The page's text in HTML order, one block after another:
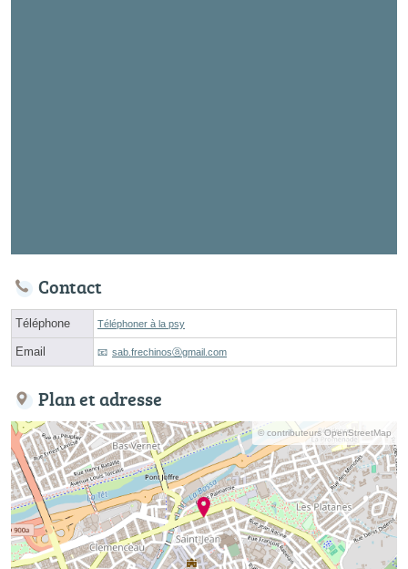
Contact
Téléphone Téléphoner à la psy
Email sab.frechinosⓐgmail.com
Plan et adresse
© contributeurs OpenStreetMap